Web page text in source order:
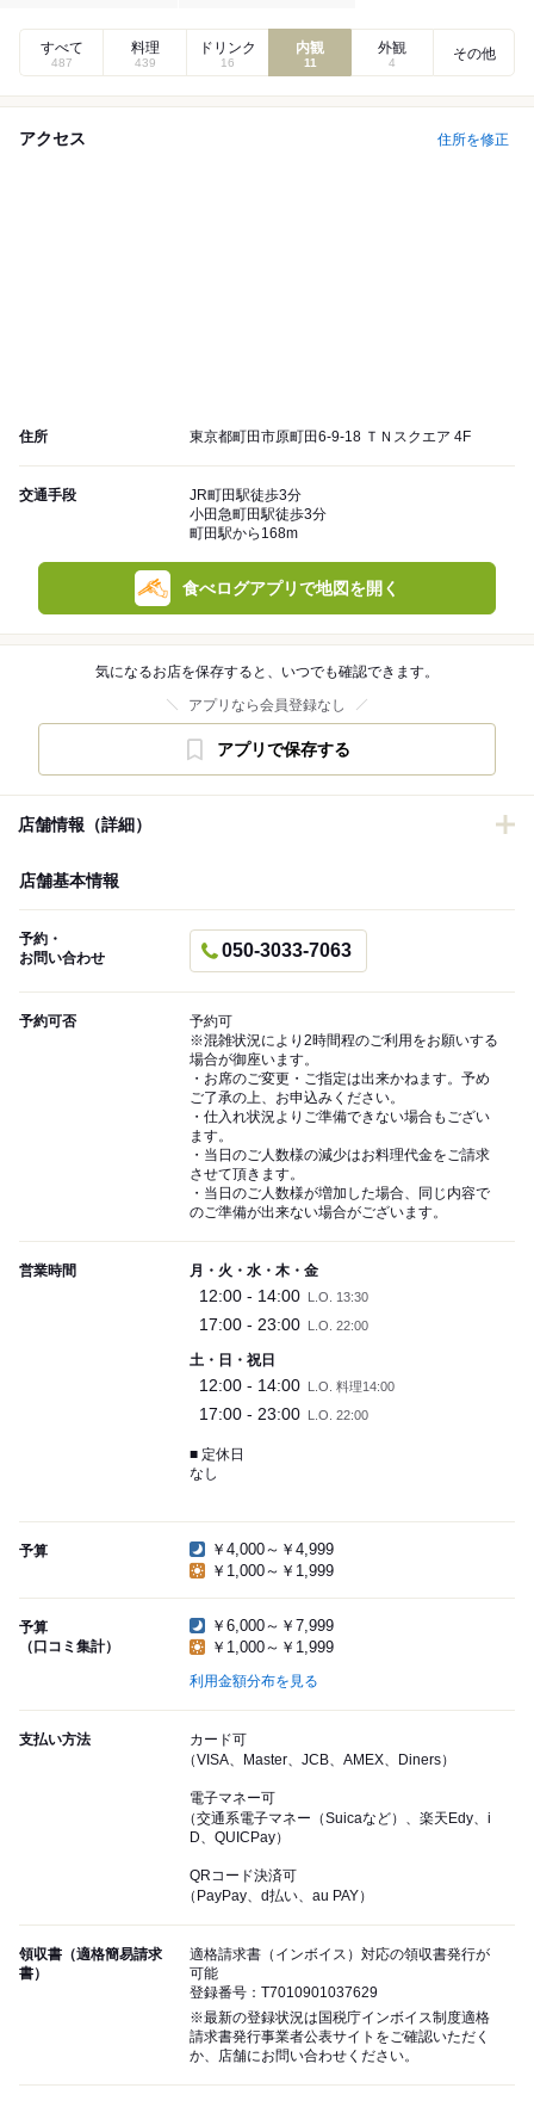
すべて
487
料理
439
ドリンク
16
内観
11
外観
4
その他
アクセス 住所を修正
住所 東京都町田市原町田6-9-18 ＴＮスクエア 4F
交通手段
JR町田駅徒歩3分
小田急町田駅徒歩3分
町田駅から168m
食べログアプリで地図を開く
気になるお店を保存すると、いつでも確認できます。
アプリなら会員登録なし
アプリで保存する
店舗情報（詳細）
店舗基本情報
予約・
お問い合わせ
050-3033-7063
予約可否
予約可
※混雑状況により2時間程のご利用をお願いする
場合が御座います。
・お席のご変更・ご指定は出来かねます。予め
ご了承の上、お申込みください。
・仕入れ状況よりご準備できない場合もござい
ます。
・当日のご人数様の減少はお料理代金をご請求
させて頂きます。
・当日のご人数様が増加した場合、同じ内容で
のご準備が出来ない場合がございます。
営業時間 月・火・水・木・金
12:00 - 14:00 L.O. 13:30
17:00 - 23:00 L.O. 22:00
土・日・祝日
12:00 - 14:00 L.O. 料理14:00
17:00 - 23:00 L.O. 22:00
■ 定休日
なし
予算
￥4,000～￥4,999
￥1,000～￥1,999
予算
（口コミ集計）
￥6,000～￥7,999
￥1,000～￥1,999
利用金額分布を見る
支払い方法
カード可
（VISA、Master、JCB、AMEX、Diners）
電子マネー可
（交通系電子マネー（Suicaなど）、楽天Edy、i
D、QUICPay）
QRコード決済可
（PayPay、d払い、au PAY）
領収書（適格簡易請求
書）
適格請求書（インボイス）対応の領収書発行が
可能
登録番号：T7010901037629
※最新の登録状況は国税庁インボイス制度適格
請求書発行事業者公表サイトをご確認いただく
か、店舗にお問い合わせください。